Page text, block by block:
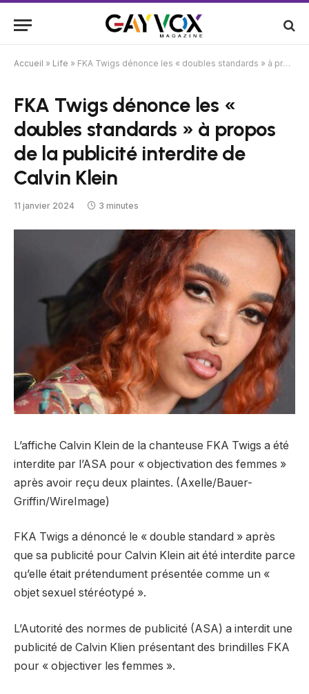
Accueil » Life » FKA Twigs dénonce les « doubles standards » à propos de la publicité interdite de Calvin Klein
FKA Twigs dénonce les «
doubles standards » à propos
de la publicité interdite de
Calvin Klein
11 janvier 2024 3 minutes
L’affiche Calvin Klein de la chanteuse FKA Twigs a été
interdite par l’ASA pour « objectivation des femmes »
après avoir reçu deux plaintes. (Axelle/Bauer-
Griffin/WireImage)
FKA Twigs a dénoncé le « double standard » après
que sa publicité pour Calvin Klein ait été interdite parce
qu’elle était prétendument présentée comme un «
objet sexuel stéréotypé ».
L’Autorité des normes de publicité (ASA) a interdit une
publicité de Calvin Klien présentant des brindilles FKA
pour « objectiver les femmes ».